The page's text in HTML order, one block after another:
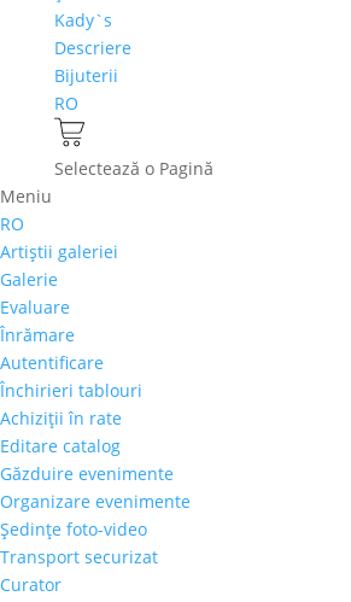
Kady`s
Descriere
Bijuterii
RO
Selectează o Pagină
Meniu
RO
Artiştii galeriei
Galerie
Evaluare
Înrămare
Autentificare
Închirieri tablouri
Achiziţii în rate
Editare catalog
Găzduire evenimente
Organizare evenimente
Şedinţe foto-video
Transport securizat
Curator